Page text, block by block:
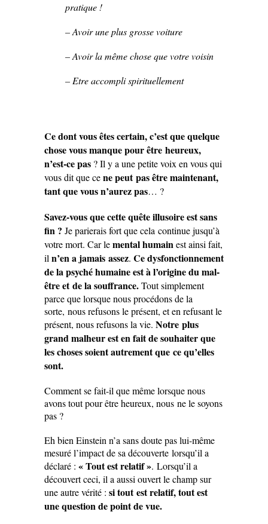
pratique !
– Avoir une plus grosse voiture
– Avoir la même chose que votre voisin
– Etre accompli spirituellement
Ce dont vous êtes certain, c’est que quelque
chose vous manque pour être heureux,
n’est-ce pas ? Il y a une petite voix en vous qui
vous dit que cene peut pas être maintenant,
tant que vous n’aurez pas… ?
Savez-vous que cette quête illusoire est sans
fin ? Je parierais fort que cela continue jusqu’à
votre mort. Car lemental humainest ainsi fait,
iln’en a jamais assez. Ce dysfonctionnement
de la psyché humaine est à l’origine du mal-
être et de la souffrance.Tout simplement
parce que lorsque nous procédons de la
sorte, nous refusons le présent, et en refusant le
présent, nous refusons la vie. Notre plus
grand malheur est en fait de souhaiter que
les choses soient autrement que ce qu’elles
sont.
Comment se fait-il que même lorsque nous
avons tout pour être heureux, nous ne le soyons
pas ?
Eh bien Einstein n’a sans doute pas lui-même
mesuré l’impact de sa découverte lorsqu’il a
déclaré : « Tout est relatif ». Lorsqu’il a
découvert ceci, il a aussi ouvert le champ sur
une autre vérité : si tout est relatif, tout est
une question de point de vue.